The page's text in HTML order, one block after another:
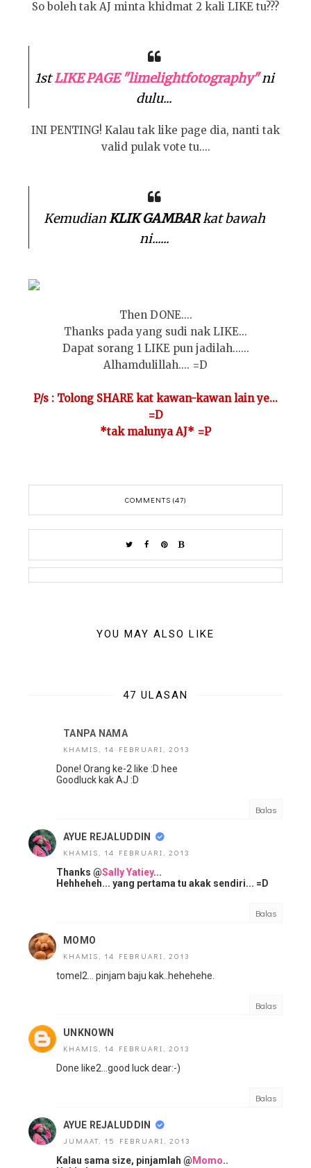
So boleh tak AJ minta khidmat 2 kali LIKE tu???
1stLIKE PAGE "limelightfotography"ni
dulu...
INI PENTING! Kalau tak like page dia, nanti tak
valid pulak vote tu....
KemudianKLIK GAMBARkat bawah
ni......
Then DONE....
Thanks pada yang sudi nak LIKE...
Dapat sorang 1 LIKE pun jadilah......
Alhamdulillah.... =D
P/s : Tolong SHARE kat kawan-kawan lain ye...
=D
*tak malunya AJ* =P
COMMENTS (47)
YOU MAY ALSO LIKE
47 ULASAN
TANPA NAMA
KHAMIS, 14 FEBRUARI, 2013
Done! Orang ke-2 like :D hee
Goodluck kak AJ :D
Balas
AYUE REJALUDDIN
KHAMIS, 14 FEBRUARI, 2013
Thanks @Sally Yatiey...
Hehheheh... yang pertama tu akak sendiri... =D
Balas
MOMO
KHAMIS, 14 FEBRUARI, 2013
tomel2... pinjam baju kak..hehehehe.
Balas
UNKNOWN
KHAMIS, 14 FEBRUARI, 2013
Done like2...good luck dear:-)
Balas
AYUE REJALUDDIN
JUMAAT, 15 FEBRUARI, 2013
Kalau sama size, pinjamlah @ Momo..